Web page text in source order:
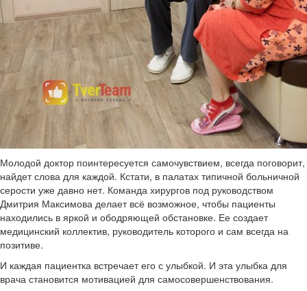
Молодой доктор поинтересуется самочувствием, всегда поговорит,
найдет слова для каждой. Кстати, в палатах типичной больничной
серости уже давно нет. Команда хирургов под руководством
Дмитрия Максимова делает всё возможное, чтобы пациенты
находились в яркой и ободряющей обстановке. Ее создает
медицинский коллектив, руководитель которого и сам всегда на
позитиве.
И каждая пациентка встречает его с улыбкой. И эта улыбка для
врача становится мотивацией для самосовершенствования.